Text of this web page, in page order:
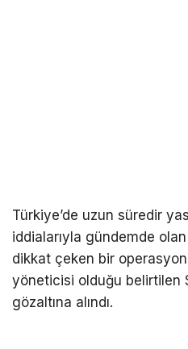
Türkiye’de uzun süredir
iddialarıyla gündemde
dikkat çeken bir
yöneticisi olduğu belirtilen
gözaltına alındı.